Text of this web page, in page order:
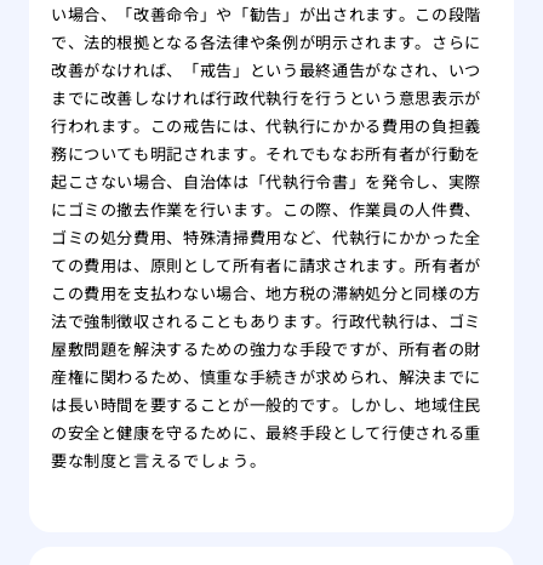
い場合、「改善命令」や「勧告」が出されます。この段階
で、法的根拠となる各法律や条例が明示されます。さらに
改善がなければ、「戒告」という最終通告がなされ、いつ
までに改善しなければ行政代執行を行うという意思表示が
行われます。この戒告には、代執行にかかる費用の負担義
務についても明記されます。それでもなお所有者が行動を
起こさない場合、自治体は「代執行令書」を発令し、実際
にゴミの撤去作業を行います。この際、作業員の人件費、
ゴミの処分費用、特殊清掃費用など、代執行にかかった全
ての費用は、原則として所有者に請求されます。所有者が
この費用を支払わない場合、地方税の滞納処分と同様の方
法で強制徴収されることもあります。行政代執行は、ゴミ
屋敷問題を解決するための強力な手段ですが、所有者の財
産権に関わるため、慎重な手続きが求められ、解決までに
は長い時間を要することが一般的です。しかし、地域住民
の安全と健康を守るために、最終手段として行使される重
要な制度と言えるでしょう。